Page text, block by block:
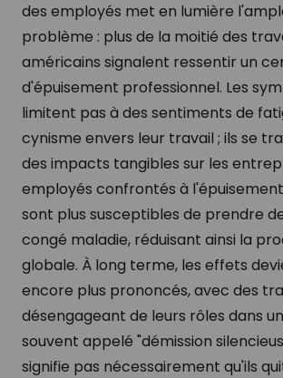
des employés met en lumière
problème : plus de la moitié des
américains signalent ressentir un
d'épuisement professionnel. Les
limitent pas à des sentiments de
cynisme envers leur travail ; ils se
des impacts tangibles sur les
employés confrontés à
sont plus susceptibles de prendre
congé maladie, réduisant ainsi la
globale. À long terme, les effets
encore plus prononcés, avec des
désengageant de leurs rôles dans
souvent appelé "démission
signifie pas nécessairement qu'ils